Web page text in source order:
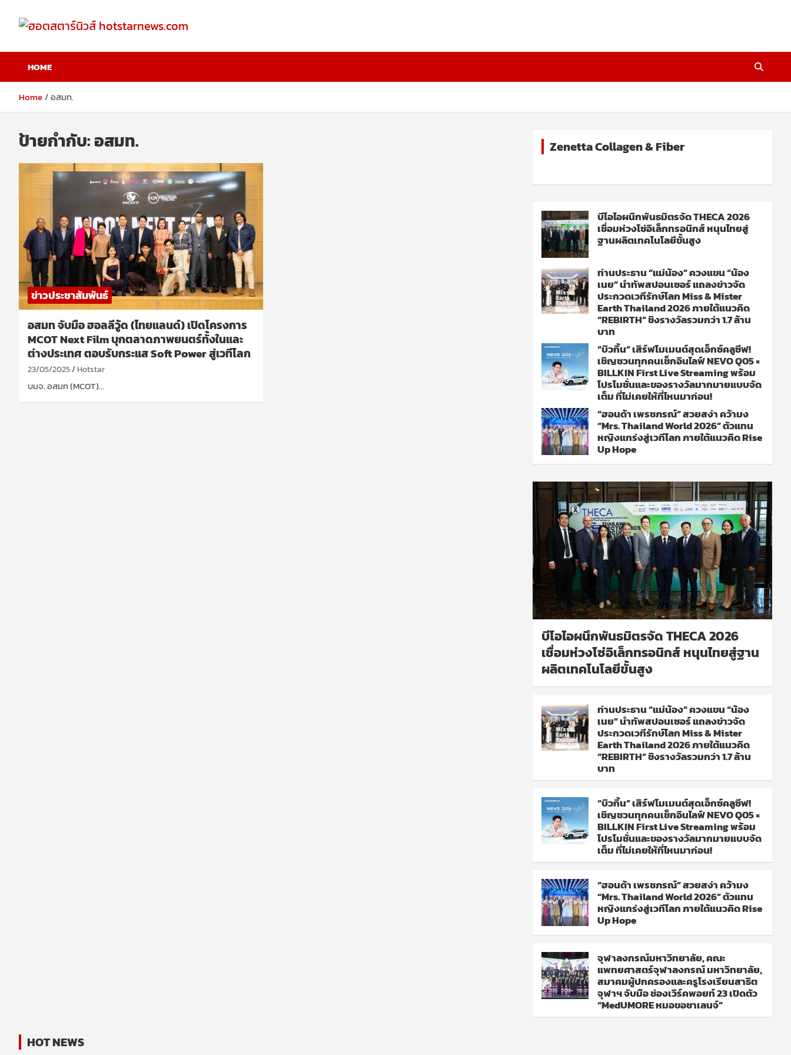
content
ฮอตสตาร์นิวส์
hotstarnews.com
HOME
Home อสมท.
ป้ายกำกับ:อสมท.
ข่าวประชาสัมพันธ์
อสมท จับมือ ฮอลลีวู้ด (ไทยแลนด์) เปิดโครงการ
MCOT Next Film บุกตลาดภาพยนตร์ทั้งในและ
ต่างประเทศ ตอบรับกระแส Soft Power สู่เวทีโลก
23/05/2025 Hotstar
บมจ. อสมท (MCOT)…
Zenetta Collagen & Fiber
บีโอไอผนึกพันธมิตรจัด THECA 2026
เชื่อมห่วงโซ่อิเล็กทรอนิกส์ หนุนไทยสู่
ฐานผลิตเทคโนโลยีขั้นสูง
ท่านประธาน “แม่น้อง” ควงแขน “น้อง
เนย” นำทัพสปอนเซอร์ แถลงข่าวจัด
ประกวดเวทีรักษ์โลก Miss & Mister
Earth Thailand 2026 ภายใต้แนวคิด
“REBIRTH” ชิงรางวัลรวมกว่า 1.7 ล้าน
บาท
“บิวกิ้น” เสิร์ฟโมเมนต์สุดเอ็กซ์คลูซีฟ!
เชิญชวนทุกคนเช็กอินไลฟ์ NEVO Q05 ×
BILLKIN First Live Streaming พร้อม
โปรโมชั่นและของรางวัลมากมายแบบจัด
เต็ม ที่ไม่เคยให้ที่ไหนมาก่อน!
“ฮอนด้า เพรชภรณ์” สวยสง่า คว้ามง
“Mrs. Thailand World 2026” ตัวแทน
หญิงแกร่งสู่เวทีโลก ภายใต้แนวคิด Rise
Up Hope
บีโอไอผนึกพันธมิตรจัด THECA 2026
เชื่อมห่วงโซ่อิเล็กทรอนิกส์ หนุนไทยสู่ฐาน
ผลิตเทคโนโลยีขั้นสูง
ท่านประธาน “แม่น้อง” ควงแขน “น้อง
เนย” นำทัพสปอนเซอร์ แถลงข่าวจัด
ประกวดเวทีรักษ์โลก Miss & Mister
Earth Thailand 2026 ภายใต้แนวคิด
“REBIRTH” ชิงรางวัลรวมกว่า 1.7 ล้าน
บาท
“บิวกิ้น” เสิร์ฟโมเมนต์สุดเอ็กซ์คลูซีฟ!
เชิญชวนทุกคนเช็กอินไลฟ์ NEVO Q05 ×
BILLKIN First Live Streaming พร้อม
โปรโมชั่นและของรางวัลมากมายแบบจัด
เต็ม ที่ไม่เคยให้ที่ไหนมาก่อน!
“ฮอนด้า เพรชภรณ์” สวยสง่า คว้ามง
“Mrs. Thailand World 2026” ตัวแทน
หญิงแกร่งสู่เวทีโลก ภายใต้แนวคิด Rise
Up Hope
จุฬาลงกรณ์มหาวิทยาลัย, คณะ
แพทยศาสตร์จุฬาลงกรณ์ มหาวิทยาลัย,
สมาคมผู้ปกครองและครูโรงเรียนสาธิต
จุฬาฯ จับมือ ช่องเวิร์คพอยท์ 23 เปิดตัว
“MedUMORE หมอขอชาเลนจ์”
HOT NEWS